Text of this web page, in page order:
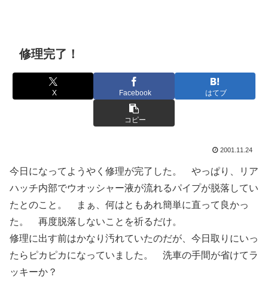
修理完了！
X Facebook はてブ
コピー
2001.11.24
今日になってようやく修理が完了した。 やっぱり、リア
ハッチ内部でウオッシャー液が流れるパイプが脱落してい
たとのこと。 まぁ、何はともあれ簡単に直って良かっ
た。 再度脱落しないことを祈るだけ。
修理に出す前はかなり汚れていたのだが、今日取りにいっ
たらピカピカになっていました。 洗車の手間が省けてラ
ッキーか？